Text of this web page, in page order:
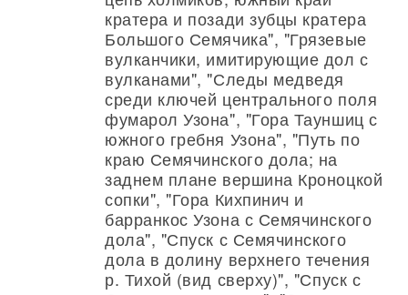
кратера и позади зубцы кратера
Большого Семячика", "Грязевые
вулканчики, имитирующие дол с
вулканами", "Следы медведя
среди ключей центрального поля
фумарол Узона", "Гора Тауншиц с
южного гребня Узона", "Путь по
краю Семячинского дола; на
заднем плане вершина Кроноцкой
сопки", "Гора Кихпинич и
барранкос Узона с Семячинского
дола", "Спуск с Семячинского
дола в долину верхнего течения
р. Тихой (вид сверху)", "Спуск с